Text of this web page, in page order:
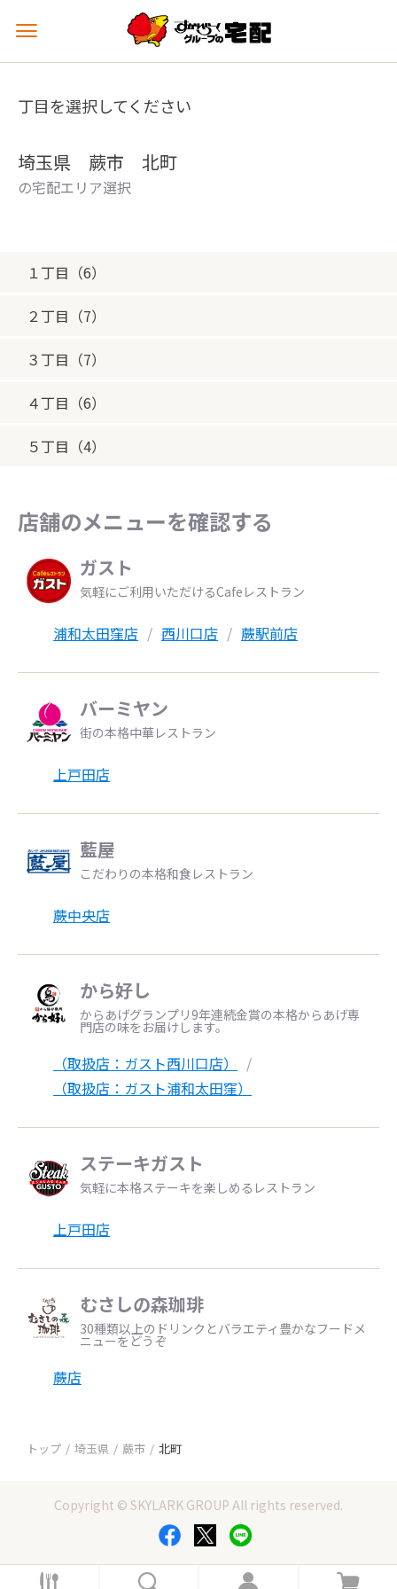
メ
ュ
を
丁目を選択してください
埼玉県 蕨市 北町
の宅配エリア選択
１丁目（6）
２丁目（7）
３丁目（7）
４丁目（6）
５丁目（4）
店舗のメニューを確認する
ガスト
気軽にご利用いただけるCafeレストラン
浦和太田窪店 西川口店 蕨駅前店
バーミヤン
街の本格中華レストラン
上戸田店
藍屋
こだわりの本格和食レストラン
蕨中央店
から好し
からあげグランプリ9年連続金賞の本格からあげ専
門店の味をお届けします。
（取扱店：ガスト西川口店）
（取扱店：ガスト浦和太田窪）
ステーキガスト
気軽に本格ステーキを楽しめるレストラン
上戸田店
むさしの森珈琲
30種類以上のドリンクとバラエティ豊かなフードメ
ニューをどうぞ
蕨店
トップ 埼玉県 蕨市 北町
Copyright © SKYLARK GROUP All rights reserved.
ホ カ